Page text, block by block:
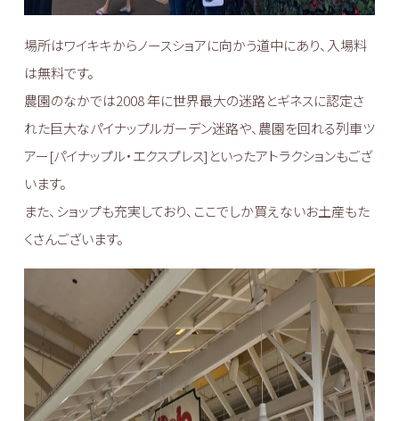
場所はワイキキからノースショアに向かう道中にあり、入場料
は無料です。
農園のなかでは2008 年に世界最大の迷路とギネスに認定さ
れた巨大なパイナップルガーデン迷路や、農園を回れる列車ツ
アー[パイナップル・エクスプレス]といったアトラクションもござ
います。
また、ショップも充実しており、ここでしか買えないお土産もた
くさんございます。